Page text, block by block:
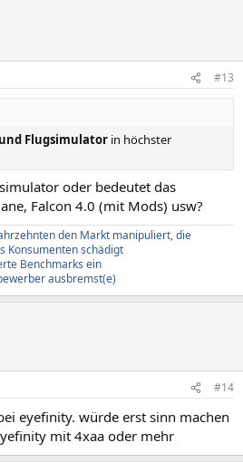
#13
und Flugsimulator in höchster
oder bedeutet das
Falcon 4.0 (mit Mods) usw?
den Markt manipuliert, die
Konsumenten schädigt
Benchmarks ein
ausbremst(e)
#14
eyefinity. würde erst sinn machen
mit 4xaa oder mehr